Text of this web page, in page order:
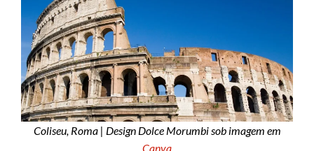
Coliseu, Roma | Design Dolce Morumbi sob imagem em
Canva